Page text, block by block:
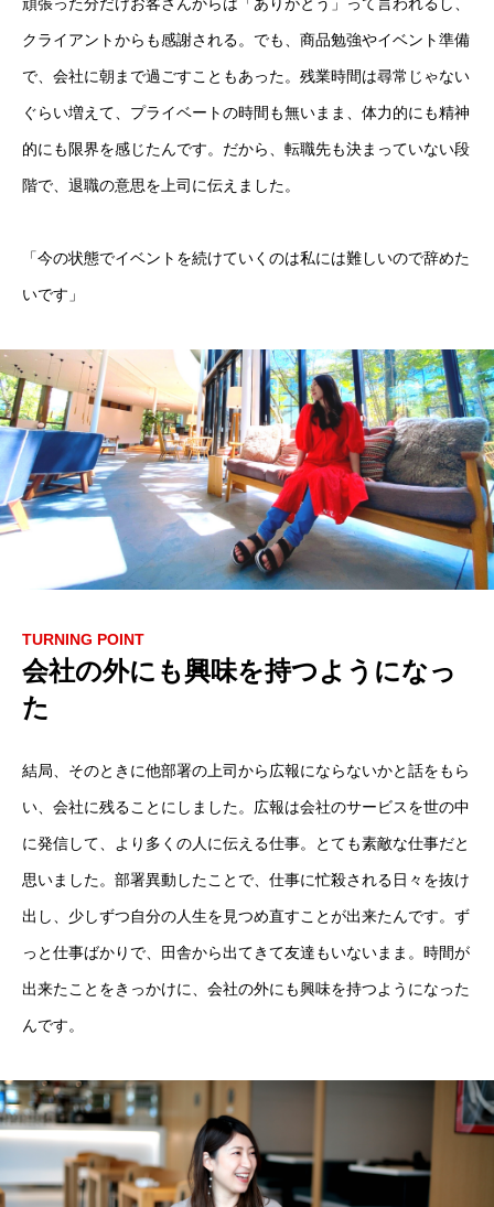
よくある質問
転職について
運営会社
プライバシーポリシー
届出制手数料に係る手数料表（上限額）
無料転職相談の流れ インタビュー よくある質問 プレスリリース
頑張った分だけお客さんからは「ありがとう」って言われるし、
クライアントからも感謝される。でも、商品勉強やイベント準備
で、会社に朝まで過ごすこともあった。残業時間は尋常じゃない
ぐらい増えて、プライベートの時間も無いまま、体力的にも精神
的にも限界を感じたんです。だから、転職先も決まっていない段
階で、退職の意思を上司に伝えました。
「今の状態でイベントを続けていくのは私には難しいので辞めた
いです」
TURNING POINT
会社の外にも興味を持つようになっ
た
結局、そのときに他部署の上司から広報にならないかと話をもら
い、会社に残ることにしました。広報は会社のサービスを世の中
に発信して、より多くの人に伝える仕事。とても素敵な仕事だと
思いました。部署異動したことで、仕事に忙殺される日々を抜け
出し、少しずつ自分の人生を見つめ直すことが出来たんです。ず
っと仕事ばかりで、田舎から出てきて友達もいないまま。時間が
出来たことをきっかけに、会社の外にも興味を持つようになった
んです。